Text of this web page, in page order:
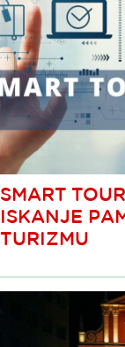
SMART
ISKANJE
TURIZMU